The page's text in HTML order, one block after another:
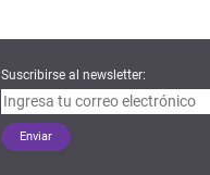
Suscribirse al newsletter: